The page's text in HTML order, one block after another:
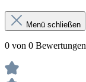
Menü schließen
0 von 0 Bewertungen